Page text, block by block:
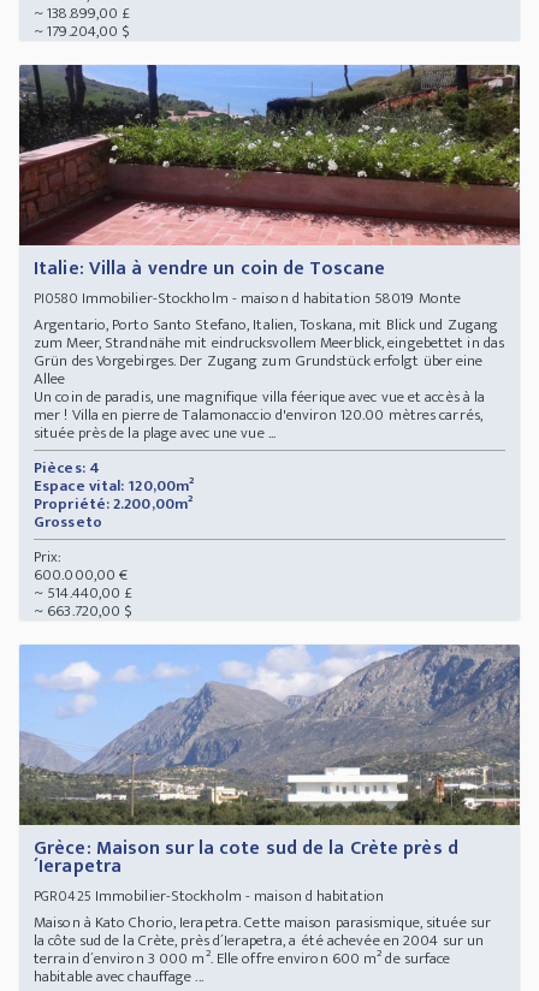
~ 138.899,00 £
~ 179.204,00 $
Italie: Villa à vendre un coin de Toscane
PI0580 Immobilier-Stockholm - maison d habitation 58019 Monte
Argentario, Porto Santo Stefano, Italien, Toskana, mit Blick und Zugang
zum Meer, Strandnähe mit eindrucksvollem Meerblick, eingebettet in das
Grün des Vorgebirges. Der Zugang zum Grundstück erfolgt über eine
Allee
Un coin de paradis, une magnifique villa féerique avec vue et accès à la
mer ! Villa en pierre de Talamonaccio d'environ 120.00 mètres carrés,
située près de la plage avec une vue ...
Pièces: 4
Espace vital: 120,00m²
Propriété: 2.200,00m²
Grosseto
Prix:
600.000,00 €
~ 514.440,00 £
~ 663.720,00 $
Grèce: Maison sur la cote sud de la Crète près d
´Ierapetra
PGR0425 Immobilier-Stockholm - maison d habitation
Maison à Kato Chorio, Ierapetra. Cette maison parasismique, située sur
la côte sud de la Crète, près d´Ierapetra, a été achevée en 2004 sur un
terrain d´environ 3 000 m². Elle offre environ 600 m² de surface
habitable avec chauffage ...